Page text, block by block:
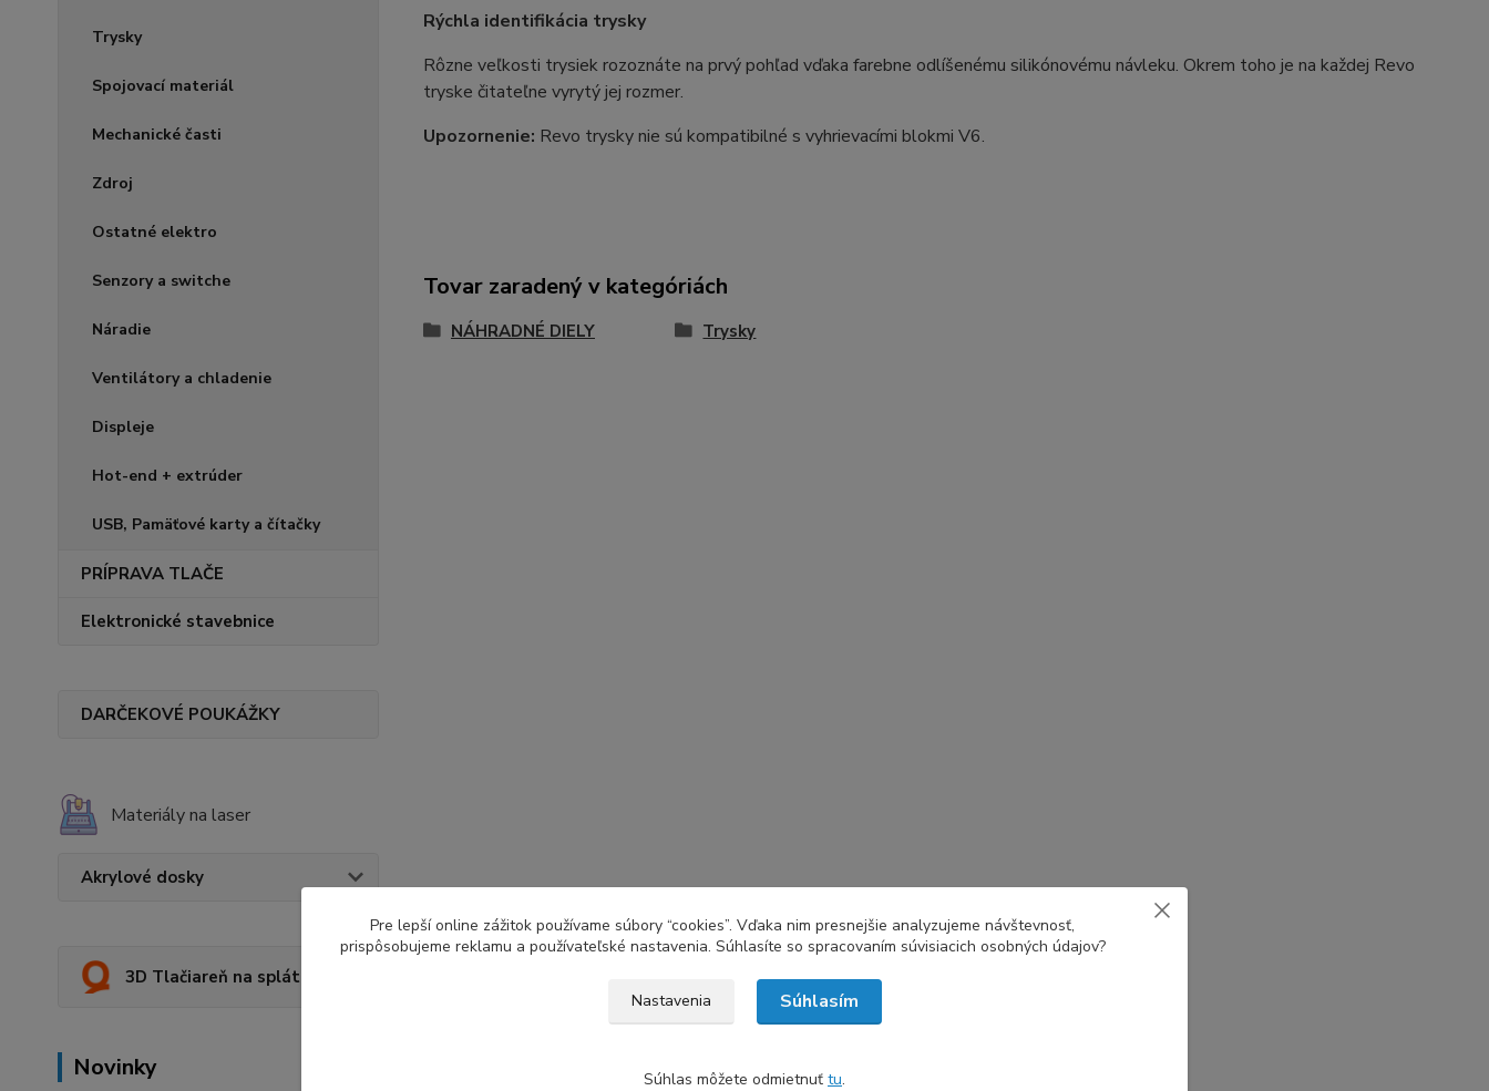
Trysky
Spojovací materiál
Mechanické časti
Zdroj
Ostatné elektro
Senzory a switche
Náradie
Ventilátory a chladenie
Displeje
Hot-end + extrúder
USB, Pamäťové karty a čítačky
PRÍPRAVA TLAČE
Elektronické stavebnice
DARČEKOVÉ POUKÁŽKY
Materiály na laser
Akrylové dosky
3D Tlačiareň na splátky
Novinky
Rýchla identifikácia trysky
Rôzne veľkosti trysiek rozoznáte na prvý pohľad vďaka farebne odlíšenému silikónovému návleku. Okrem toho je na každej Revo
tryske čitateľne vyrytý jej rozmer.
Upozornenie: Revo trysky nie sú kompatibilné s vyhrievacími blokmi V6.
Tovar zaradený v kategóriách
NÁHRADNÉ DIELY Trysky
Pre lepší online zážitok používame súbory “cookies”. Vďaka nim presnejšie analyzujeme návštevnosť,
prispôsobujeme reklamu a používateľské nastavenia. Súhlasíte so spracovaním súvisiacich osobných údajov?
Nastavenia Súhlasím
Súhlas môžete odmietnuť tu.